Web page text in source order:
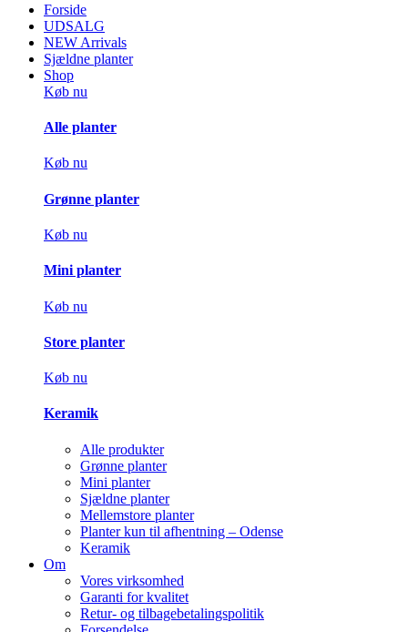
Forside
UDSALG
NEW Arrivals
Sjældne planter
Shop
Køb nu
Alle planter
Køb nu
Grønne planter
Køb nu
Mini planter
Køb nu
Store planter
Køb nu
Keramik
Alle produkter
Grønne planter
Mini planter
Sjældne planter
Mellemstore planter
Planter kun til afhentning – Odense
Keramik
Om
Vores virksomhed
Garanti for kvalitet
Retur- og tilbagebetalingspolitik